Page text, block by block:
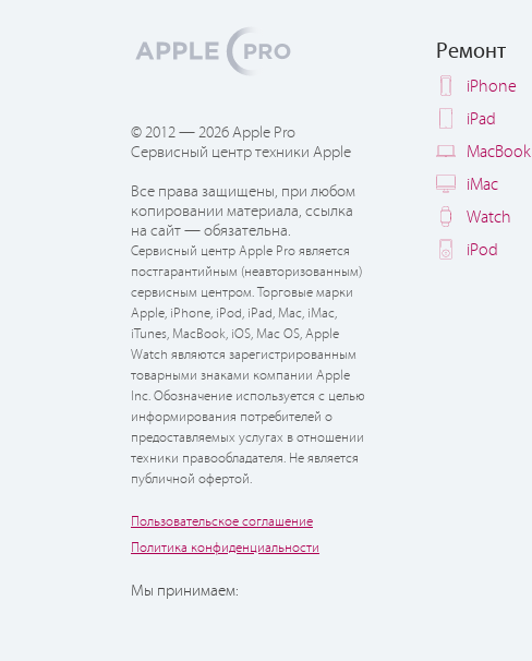
© 2012 — 2026 Apple Pro
Сервисный центр техники Apple
Все права защищены, при любом
копировании материала, ссылка
на сайт — обязательна.
Сервисный центр Apple Pro является
постгарантийным (неавторизованным)
сервисным центром. Торговые марки
Apple, iPhone, iPod, iPad, Mac, iMac,
iTunes, MacBook, iOS, Mac OS, Apple
Watch являются зарегистрированным
товарными знаками компании Apple
Inc. Обозначение используется с целью
информирования потребителей о
предоставляемых услугах в отношении
техники правообладателя. Не является
публичной офертой.
Пользовательское соглашение
Политика конфиденциальности
Ремонт
iPhone
iPad
MacBook
iMac
Watch
iPod
Мы принимаем: